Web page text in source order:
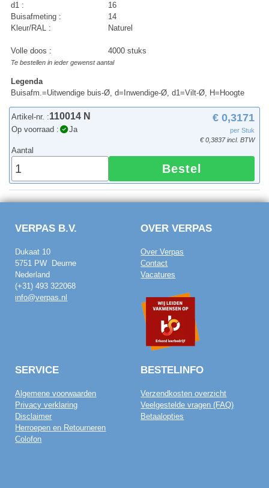
d1 :
16
Buisafmeting :
14
Kleur/RAL :
Naturel
Volle doos : 4000 stuks
Te bestellen in ieder gewenst aantal
Legenda
Buisafm.=Uitwendige buis-Ø, d=Inwendige-Ø, d1=Vilt-Ø, H=Hoogte
Artikel-nr. :110014 N
Op voorraad : Ja
€ 0,3171
per Stuk
€ 0,3837 incl. BTW
Aantal
Bestel
VERPAS B.V.
Dukaat 10
5751 PW Deurne
Nederland
(+31) 493 322068
info@verpas.nl
OVER VERPAS
Over Verpas
Contact
Vacatures
SERVICE
Algemene voorwaarden
Privacy verklaring
Disclaimer
Herroepen en Retourneren
Colofon
BESTELINFO
Verzendkosten overzicht
Veelgestelde vragen (FAQ)
Betaalopties